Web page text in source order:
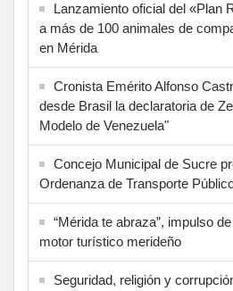
Lanzamiento oficial del «Plan
a más de 100 animales de
en Mérida
Cronista Emérito Alfonso
desde Brasil la declaratoria de
Modelo de Venezuela"
Concejo Municipal de Sucre
Ordenanza de Transporte
“Mérida te abraza”, impulso
motor turístico merideño
Seguridad, religión y